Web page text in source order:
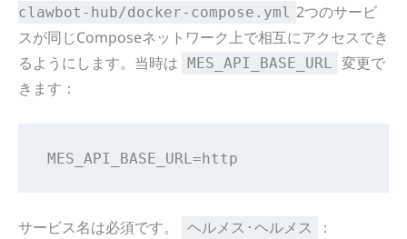
clawbot-hub/docker-compose.yml 2つのサービ
スが同じComposeネットワーク上で相互にアクセスでき
るようにします。当時は MES_API_BASE_URL
変更で
きます：
MES_API_BASE_URL=http
サービス名は必須です。 ヘルメス·ヘルメス ：